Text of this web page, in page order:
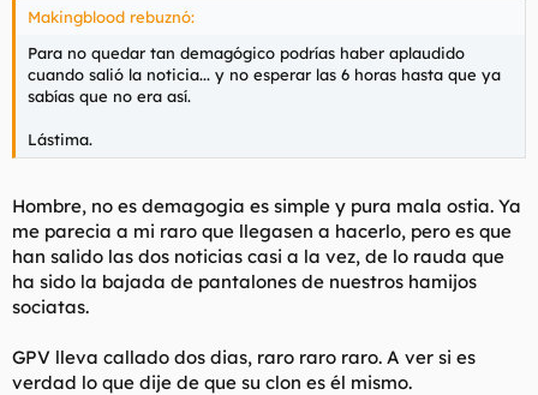
Makingblood rebuznó:
Para no quedar tan demagógico podrías haber aplaudido
cuando salió la noticia... y no esperar las 6 horas hasta que ya
sabías que no era así.
Lástima.
Hombre, no es demagogia es simple y pura mala ostia. Ya
me parecia a mi raro que llegasen a hacerlo, pero es que
han salido las dos noticias casi a la vez, de lo rauda que
ha sido la bajada de pantalones de nuestros hamijos
sociatas.
GPV lleva callado dos dias, raro raro raro. A ver si es
verdad lo que dije de que su clon es él mismo.